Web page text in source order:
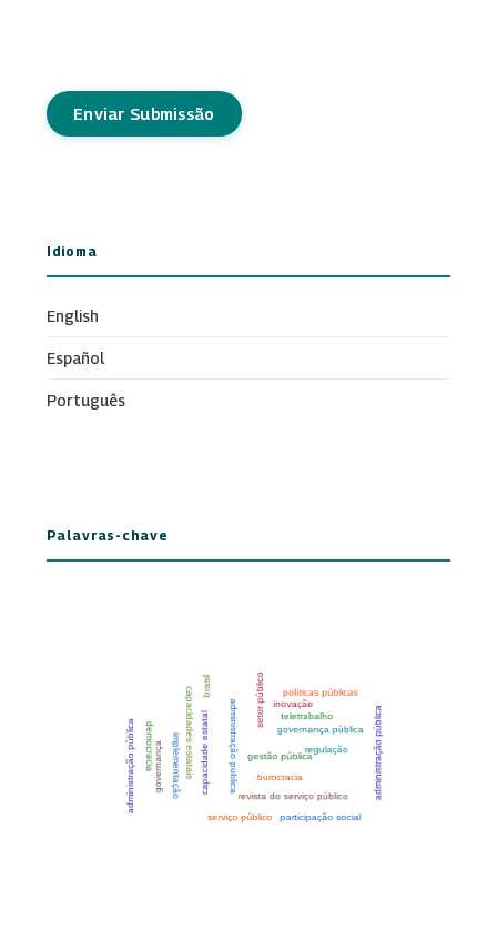
Enviar Submissão
Idioma
English
Español
Português
Palavras-chave